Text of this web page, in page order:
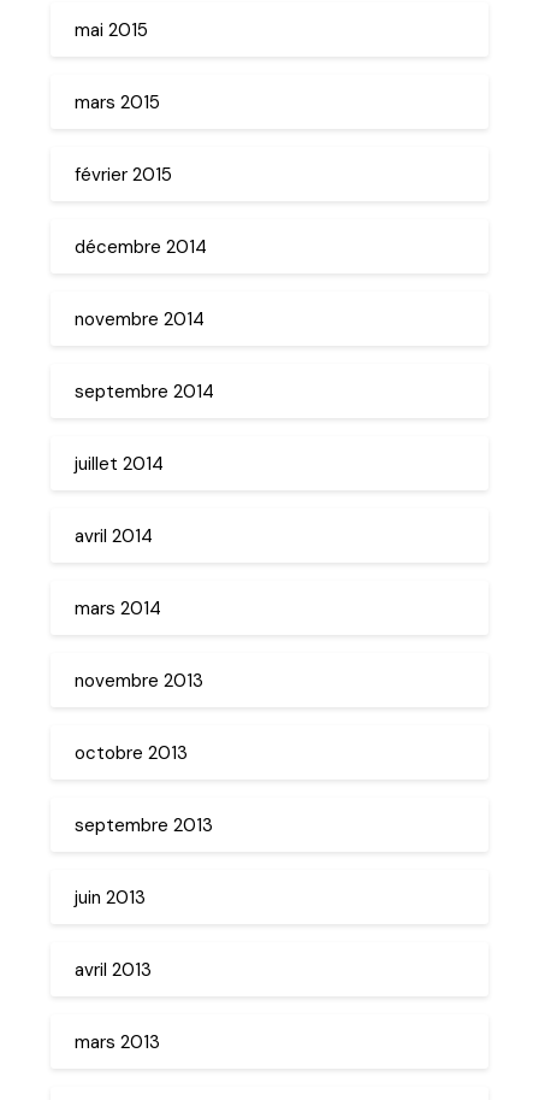
mai 2015
mars 2015
février 2015
décembre 2014
novembre 2014
septembre 2014
juillet 2014
avril 2014
mars 2014
novembre 2013
octobre 2013
septembre 2013
juin 2013
avril 2013
mars 2013